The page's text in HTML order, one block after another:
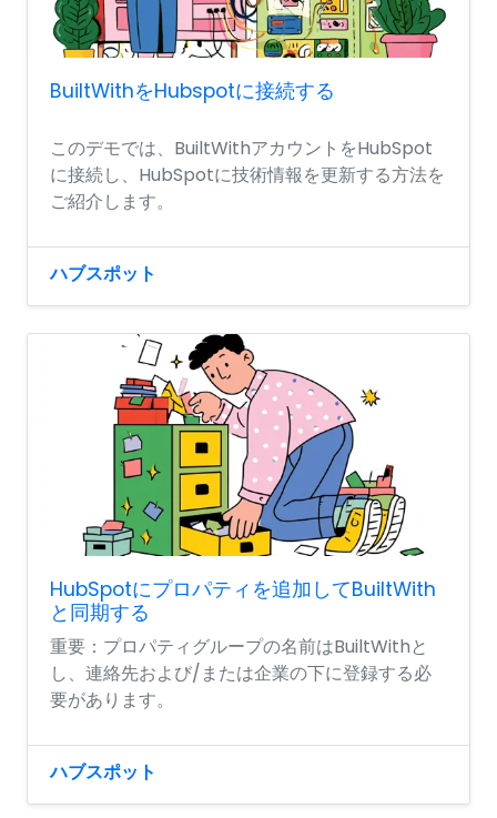
BuiltWithをHubspotに接続する
このデモでは、BuiltWithアカウントをHubSpot
に接続し、HubSpotに技術情報を更新する方法を
ご紹介します。
ハブスポット
HubSpotにプロパティを追加してBuiltWith
と同期する
重要：プロパティグループの名前はBuiltWithと
し、連絡先および/または企業の下に登録する必
要があります。
ハブスポット